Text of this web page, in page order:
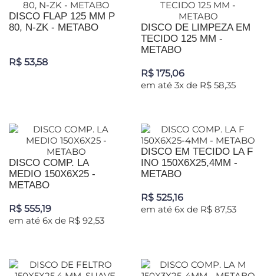
DISCO FLAP 125 MM P
80, N-ZK - METABO
R$ 53,58
DISCO DE LIMPEZA EM
TECIDO 125 MM -
METABO
R$ 175,06
em até 3x de R$ 58,35
DISCO COMP. LA
MEDIO 150X6X25 -
METABO
R$ 555,19
em até 6x de R$ 92,53
DISCO EM TECIDO LA F
INO 150X6X25,4MM -
METABO
R$ 525,16
em até 6x de R$ 87,53